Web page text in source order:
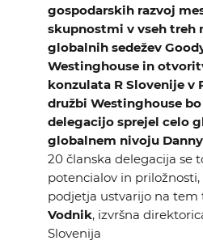
gospodarskih razvoj
skupnostmi v vseh treh
globalnih sedežev
Westinghouse in
konzulata R Slovenije v
družbi Westinghouse
delegacijo sprejel celo
globalnem nivoju Danny
20 članska delegacija se
potencialov in
podjetja ustvarijo na tem
Vodnik, izvršna
Slovenija